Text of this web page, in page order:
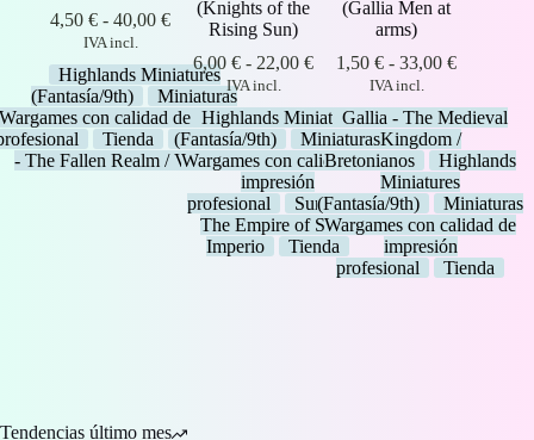
4,50€ - 40,00€Rango
precios:
desde
4,50 €
hasta
40,00 €
IVA incl.
Highlands Miniatures
(Fantasía/9th)
Miniaturas
Wargames con calidad de impresión
Tienda
Transilvanya
- The Fallen Realm / Vampiros
(Knights of the
Rising Sun)
6,00€ - 22,00€Rango
precios:
desde
6,00 €
hasta
22,00 €
IVA incl.
Highlands Miniatures
(Fantasía/9th)
Miniaturas
Wargames con calidad de
impresión
profesional
Sunland -
The Empire of Sun /
Imperio
Tienda
(Gallia Men at
arms)
1,50€ - 33,00€Rango
precios:
desde
1,50 €
hasta
33,00 €
IVA incl.
Gallia - The Medieval
Kingdom /
Bretonianos
Highlands
Miniatures
(Fantasía/9th)
Miniaturas
Wargames con calidad de
impresión
profesional
Tienda
Tendencias último mes